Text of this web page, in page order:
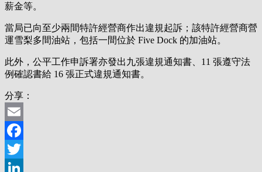
薪金等。
當局已向至少兩間特許經營商作出違規起訴；該特許經營商營
運雪梨多間油站，包括一間位於 Five Dock 的加油站。
此外，公平工作申訴署亦發出九張違規通知書、11 張遵守法
例確認書給 16 張正式違規通知書。
分享：
Email
Facebook
Twitter